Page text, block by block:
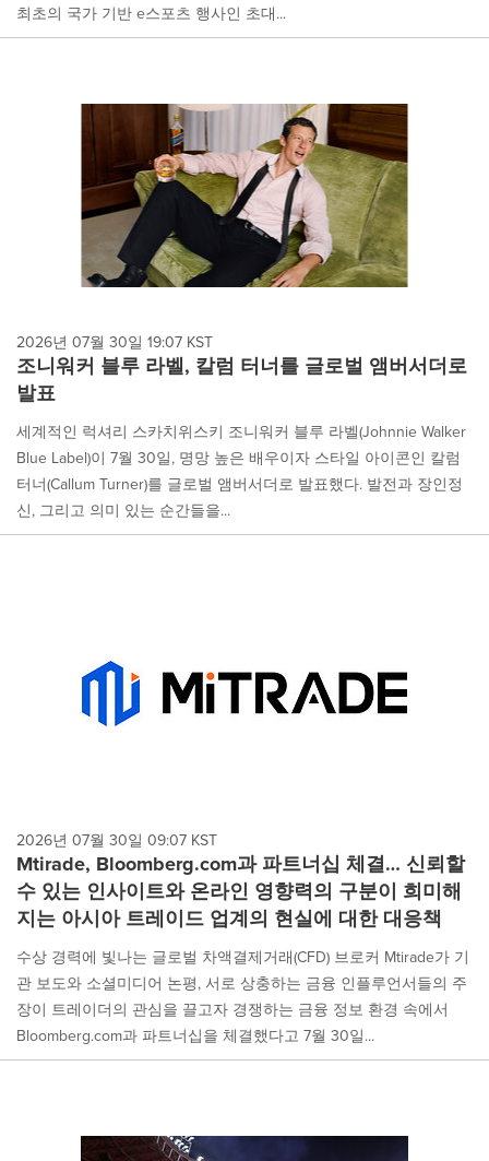
최초의 국가 기반 e스포츠 행사인 초대...
2026년 07월 30일 19:07 KST
조니워커 블루 라벨, 칼럼 터너를 글로벌 앰버서더로
발표
세계적인 럭셔리 스카치위스키 조니워커 블루 라벨(Johnnie Walker
Blue Label)이 7월 30일, 명망 높은 배우이자 스타일 아이콘인 칼럼
터너(Callum Turner)를 글로벌 앰버서더로 발표했다. 발전과 장인정
신, 그리고 의미 있는 순간들을...
2026년 07월 30일 09:07 KST
Mtirade, Bloomberg.com과 파트너십 체결… 신뢰할
수 있는 인사이트와 온라인 영향력의 구분이 희미해
지는 아시아 트레이드 업계의 현실에 대한 대응책
수상 경력에 빛나는 글로벌 차액결제거래(CFD) 브로커 Mtirade가 기
관 보도와 소셜미디어 논평, 서로 상충하는 금융 인플루언서들의 주
장이 트레이더의 관심을 끌고자 경쟁하는 금융 정보 환경 속에서
Bloomberg.com과 파트너십을 체결했다고 7월 30일...